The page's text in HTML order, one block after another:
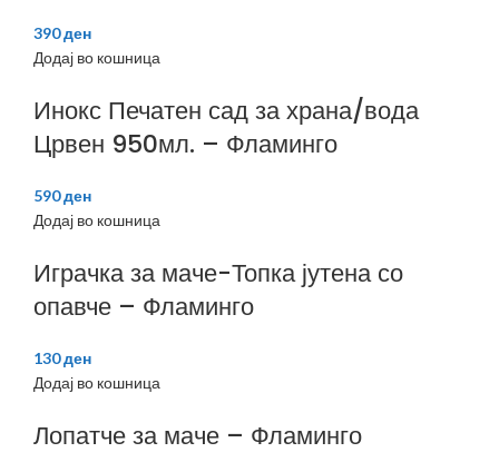
390ден
Додај во кошница
Инокс Печатен сад за храна/вода
Црвен 950мл. – Фламинго
590ден
Додај во кошница
Играчка за маче-Топка јутена со
опавче – Фламинго
130ден
Додај во кошница
Лопатче за маче – Фламинго